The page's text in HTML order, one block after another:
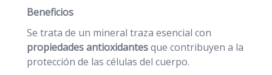
Beneficios
Se trata de un mineral traza esencial con
propiedades antioxidantesque contribuyen a la
protección de las células del cuerpo.